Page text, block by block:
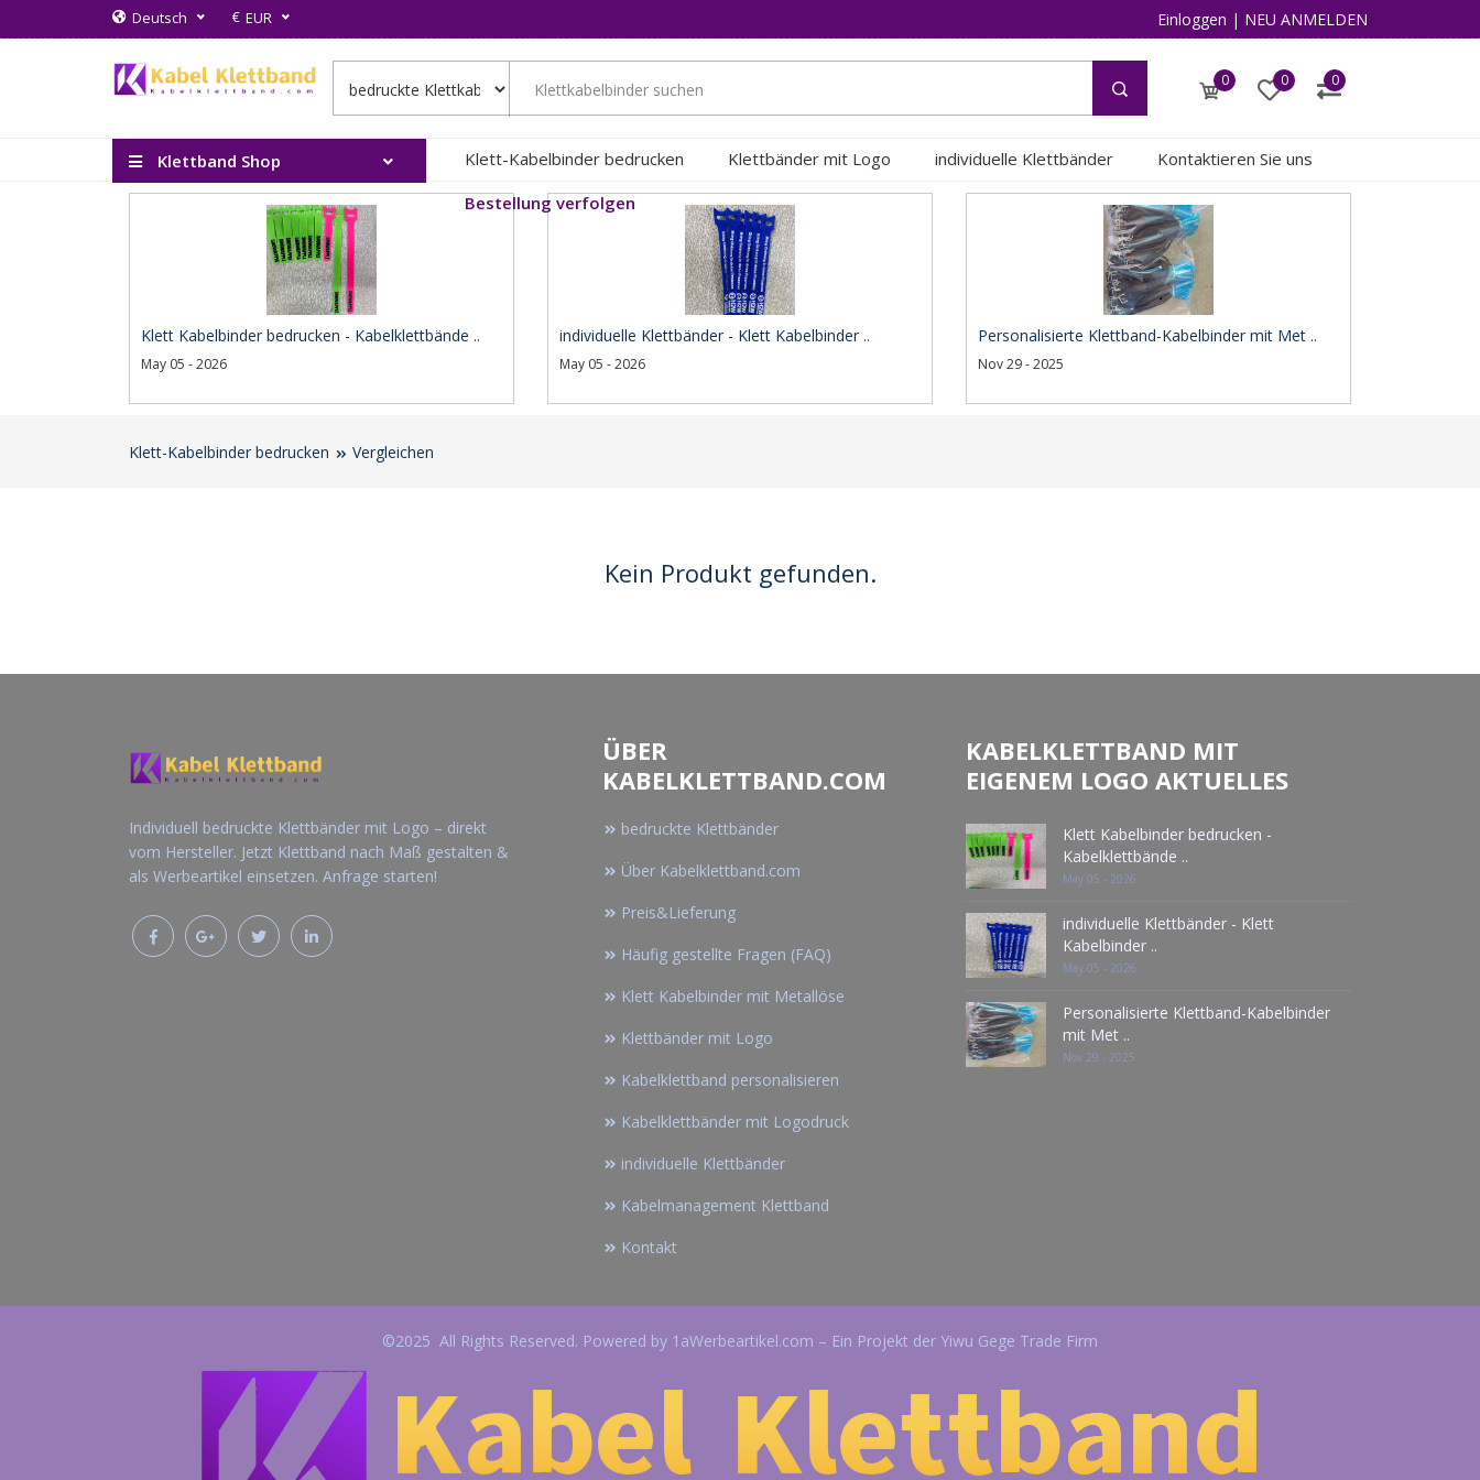
Deutsch € EUR Einloggen | NEU ANMELDEN
0 0 0
Klettband Shop Klett-Kabelbinder bedrucken Klettbänder mit Logo individuelle Klettbänder
Kontaktieren Sie uns
Bestellung verfolgen
Klett Kabelbinder bedrucken - Kabelklettbände ..
May 05 - 2026
individuelle Klettbänder - Klett Kabelbinder ..
May 05 - 2026
Personalisierte Klettband-Kabelbinder mit Met ..
Nov 29 - 2025
Klett-Kabelbinder bedrucken Vergleichen
Kein Produkt gefunden.
Individuell bedruckte Klettbänder mit Logo – direkt
vom Hersteller. Jetzt Klettband nach Maß gestalten &
als Werbeartikel einsetzen. Anfrage starten!
ÜBER
KABELKLETTBAND.COM
bedruckte Klettbänder
Über Kabelklettband.com
Preis&Lieferung
Häufig gestellte Fragen (FAQ)
Klett Kabelbinder mit Metallöse
Klettbänder mit Logo
Kabelklettband personalisieren
Kabelklettbänder mit Logodruck
individuelle Klettbänder
Kabelmanagement Klettband
Kontakt
KABELKLETTBAND MIT
EIGENEM LOGO AKTUELLES
Klett Kabelbinder bedrucken -
Kabelklettbände ..
May 05 - 2026
individuelle Klettbänder - Klett
Kabelbinder ..
May 05 - 2026
Personalisierte Klettband-Kabelbinder
mit Met ..
Nov 29 - 2025
©2025 All Rights Reserved. Powered by 1aWerbeartikel.com – Ein Projekt der Yiwu Gege Trade Firm